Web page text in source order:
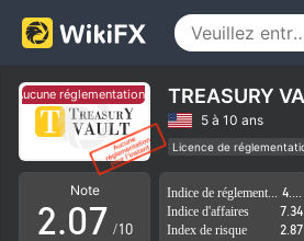
Aucune réglementation pour l'instant. Aucune
TREASURY
5 à 10 ans
Licence de
Région d'affaires
Note
0
1
2.0
3
4
5
6
7 /10
Indice d'affaires
7.34
Index de risque
2.87